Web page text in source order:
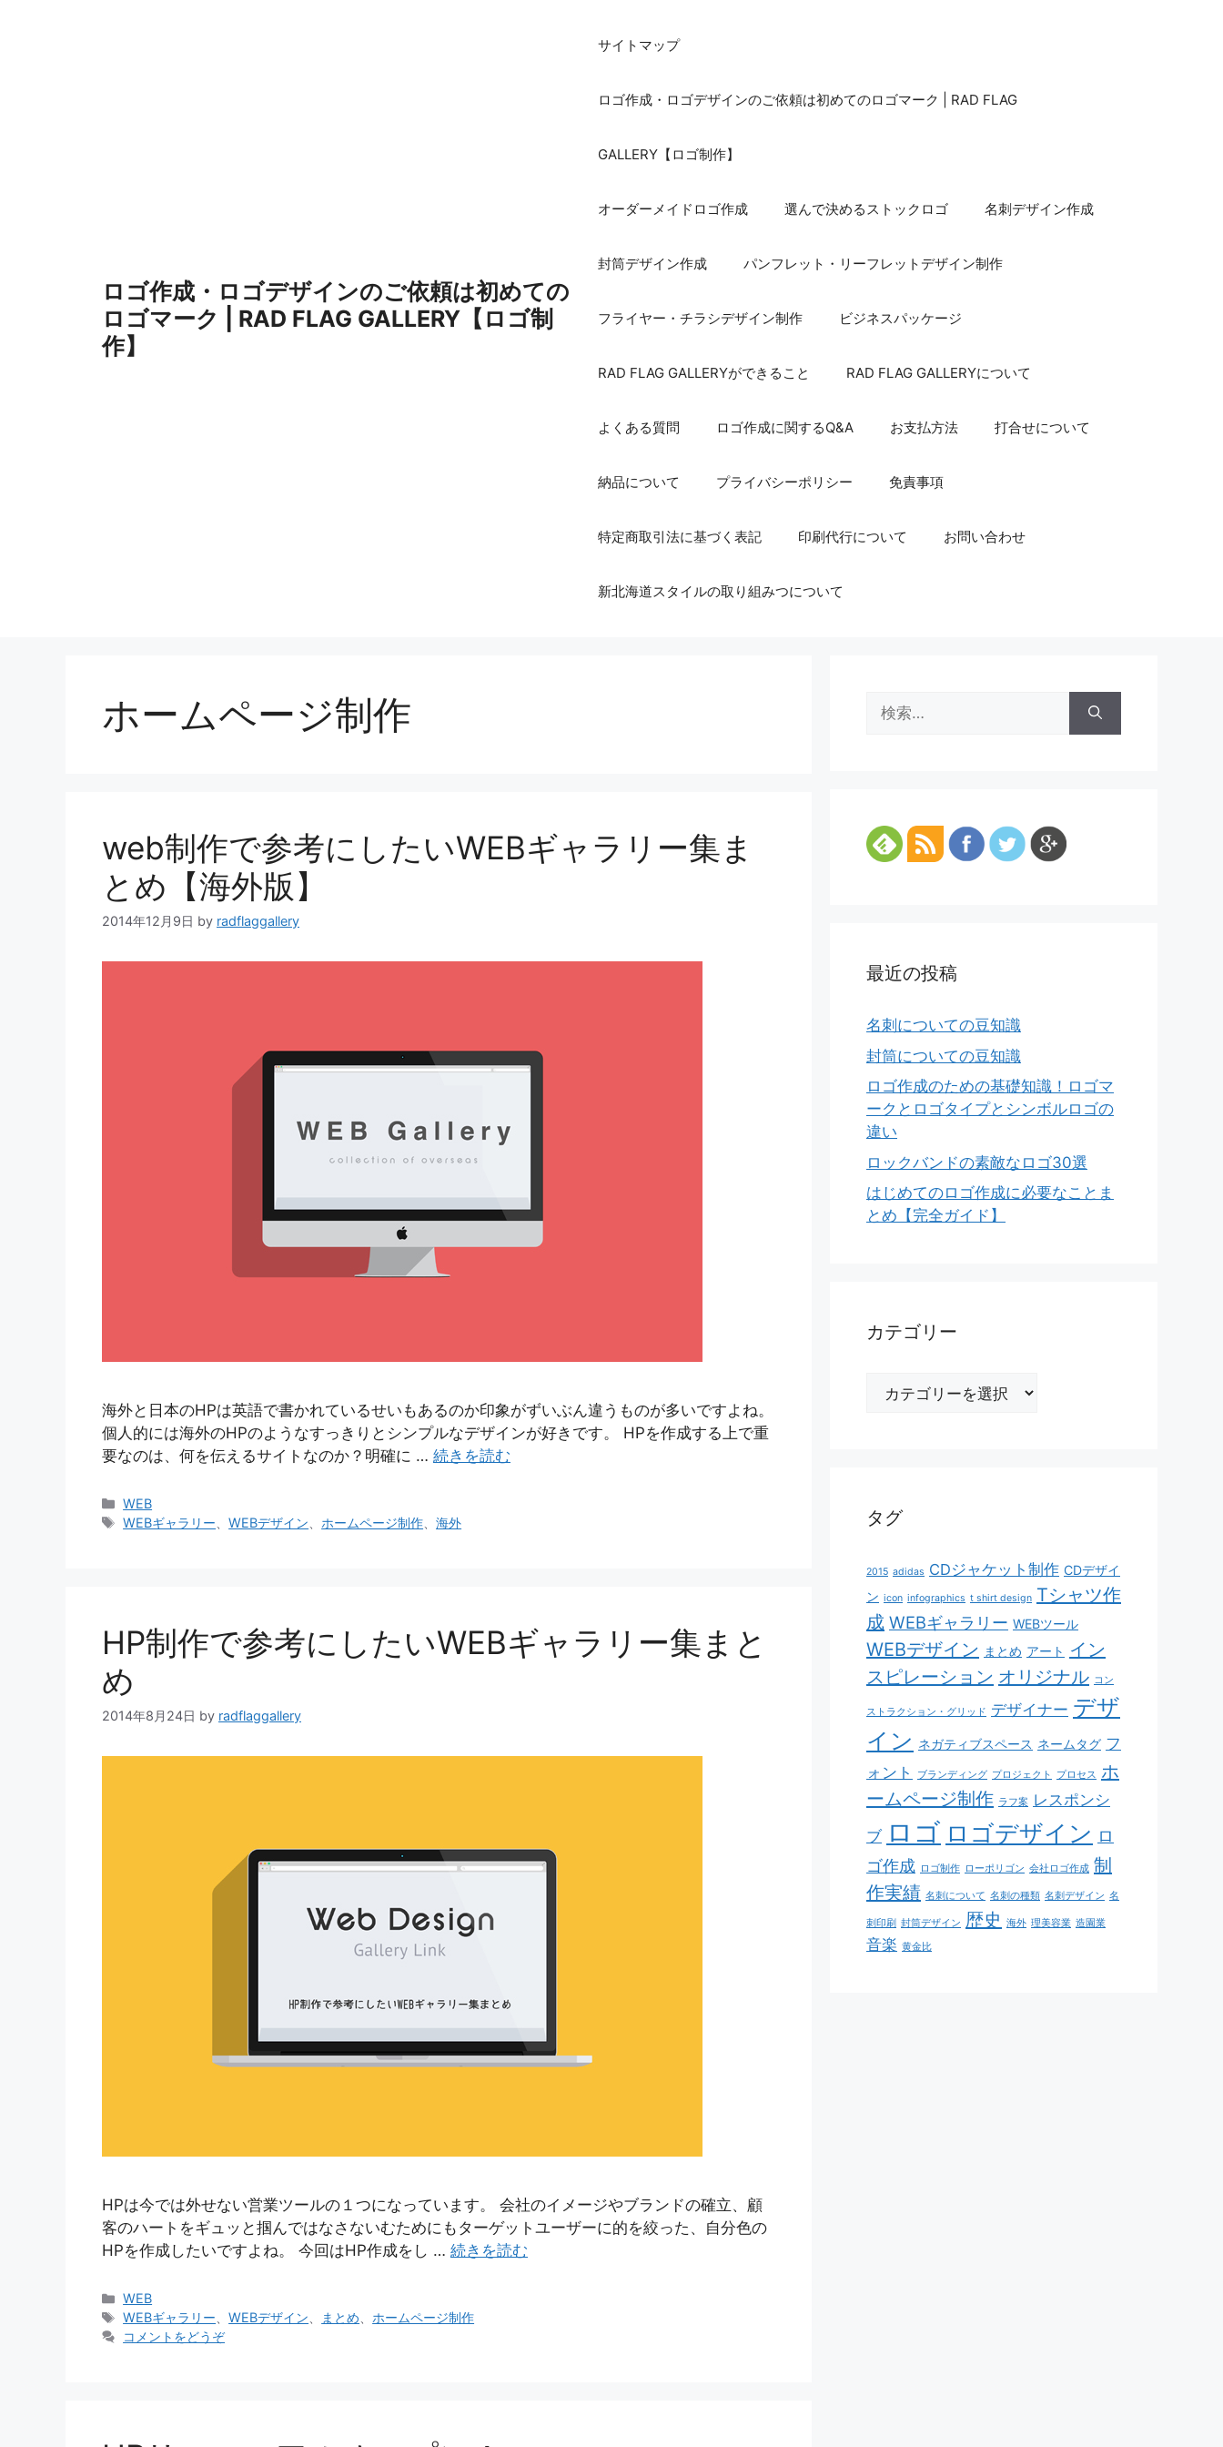
ロゴ作成・ロゴデザインのご依頼は初めての
ロゴマーク | RAD FLAG GALLERY【ロゴ制
作】
サイトマップ
ロゴ作成・ロゴデザインのご依頼は初めてのロゴマーク | RAD FLAG
GALLERY【ロゴ制作】
オーダーメイドロゴ作成 選んで決めるストックロゴ 名刺デザイン作成
封筒デザイン作成 パンフレット・リーフレットデザイン制作
フライヤー・チラシデザイン制作 ビジネスパッケージ
RAD FLAG GALLERYができること RAD FLAG GALLERYについて
よくある質問 ロゴ作成に関するQ&A お支払方法 打合せについて
納品について プライバシーポリシー 免責事項
特定商取引法に基づく表記 印刷代行について お問い合わせ
新北海道スタイルの取り組みつについて
ホームページ制作
web制作で参考にしたいWEBギャラリー集ま
とめ【海外版】
2014年12月9日 by radflaggallery
海外と日本のHPは英語で書かれているせいもあるのか印象がずいぶん違うものが多いですよね。
個人的には海外のHPのようなすっきりとシンプルなデザインが好きです。 HPを作成する上で重
要なのは、何を伝えるサイトなのか？明確に … 続きを読む
カ
テ
WEB
タ
WEBギャラリー 、WEBデザイン ホームページ制作 、海外
HP制作で参考にしたいWEBギャラリー集まと
め
2014年8月24日 by radflaggallery
HPは今では外せない営業ツールの１つになっています。 会社のイメージやブランドの確立、顧
客のハートをギュッと掴んではなさないむためにもターゲットユーザーに的を絞った、自分色の
HPを作成したいですよね。 今回はHP作成をし … 続きを読む
カ
テ
ゴ
WEB
タ
グ
WEBギャラリー 、WEBデザイン まとめ
ホームページ制作
コメントをどうぞ
索:
最近の投稿
名刺についての豆知識
封筒についての豆知識
ロゴ作成のための基礎知識！ロゴマ
ークとロゴタイプとシンボルロゴの
違い
ロックバンドの素敵なロゴ30選
はじめてのロゴ作成に必要なことま
とめ【完全ガイド】
カテゴリー
タグ
2015 adidas CDジャケット制作 CDデザイ
ン icon infographics t shirt design Tシャツ作
成 WEBギャラリー WEBツール
WEBデザイン まとめ アート イン
スピレーション オリジナル コン
ストラクション・グリッド デザイナー デザ
イン ネガティブスペース ネームタグ フ
ォント
ブランディング プロジェクト プロセス ホ
ームページ制作 ラフ案
レスポンシ
ブ ロゴ ロゴデザイン ロ
ゴ作成 ロゴ制作 ローポリゴン 会社ロゴ作成 制
作実績 名刺について 名刺の種類 名刺デザイン 名
刺印刷 封筒デザイン 歴史 海外 理美容業 造園業
音楽 黄金比